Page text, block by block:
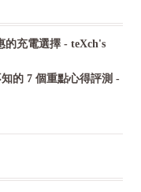
的充電選擇 - teXch's
的 7 個重點心得評測 -